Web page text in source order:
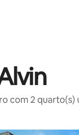
com 2 quarto(s)